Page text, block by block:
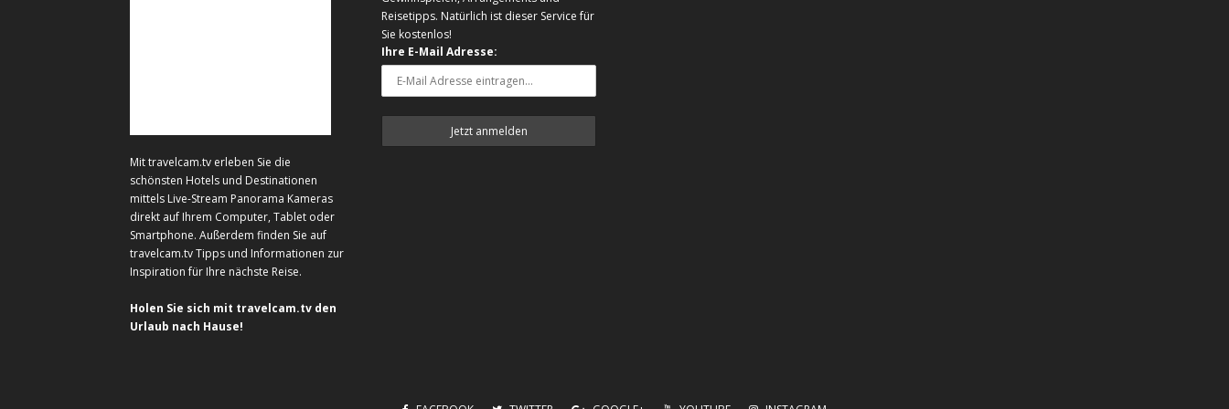
Mit travelcam.tv erleben Sie die
schönsten Hotels und Destinationen
mittels Live-Stream Panorama Kameras
direkt auf Ihrem Computer, Tablet oder
Smartphone. Außerdem finden Sie auf
travelcam.tv Tipps und Informationen zur
Inspiration für Ihre nächste Reise.
Holen Sie sich mit travelcam.tv den
Urlaub nach Hause!
Reisetipps. Natürlich ist dieser Service für
Sie kostenlos!
Ihre E-Mail Adresse: